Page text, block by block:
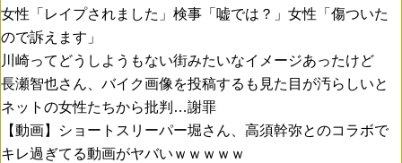
女性「レイプされました」検事「嘘では？」女性「傷ついた
ので訴えます」
川崎ってどうしようもない街みたいなイメージあったけど
長瀬智也さん、バイク画像を投稿するも見た目が汚らしいと
ネットの女性たちから批判…謝罪
【動画】ショートスリーパー堀さん、高須幹弥とのコラボで
キレ過ぎてる動画がヤバいｗｗｗｗｗ